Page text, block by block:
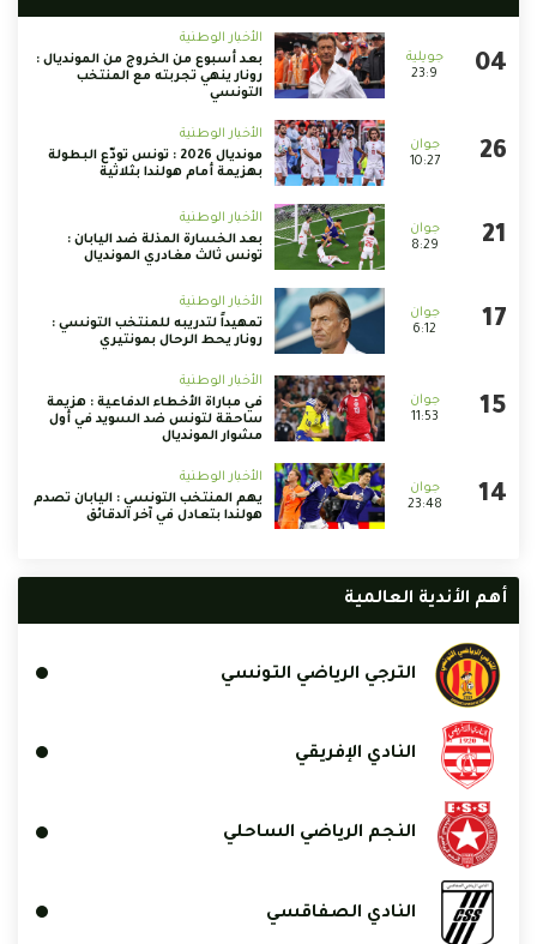
23:9
الأخبار الوطنية
بعد أسبوع من الخروج من المونديال :
رونار ينهي تجربته مع المنتخب
التونسي
10:27
الأخبار الوطنية
مونديال 2026 : تونس تودّع البطولة
بهزيمة أمام هولندا بثلاثية
8:29
الأخبار الوطنية
بعد الخسارة المذلة ضد اليابان :
تونس ثالث مغادري المونديال
6:12
الأخبار الوطنية
تمهيداً لتدريبه للمنتخب التونسي :
رونار يحط الرحال بمونتيري
11:53
الأخبار الوطنية
في مباراة الأخطاء الدفاعية : هزيمة
ساحقة لتونس ضد السويد في أول
مشوار المونديال
23:48
الأخبار الوطنية
يهم المنتخب التونسي : اليابان تصدم
هولندا بتعادل في آخر الدقائق
أهم الأندية العالمية
الترجي الرياضي التونسي
النادي الإفريقي
النجم الرياضي الساحلي
النادي الصفاقسي